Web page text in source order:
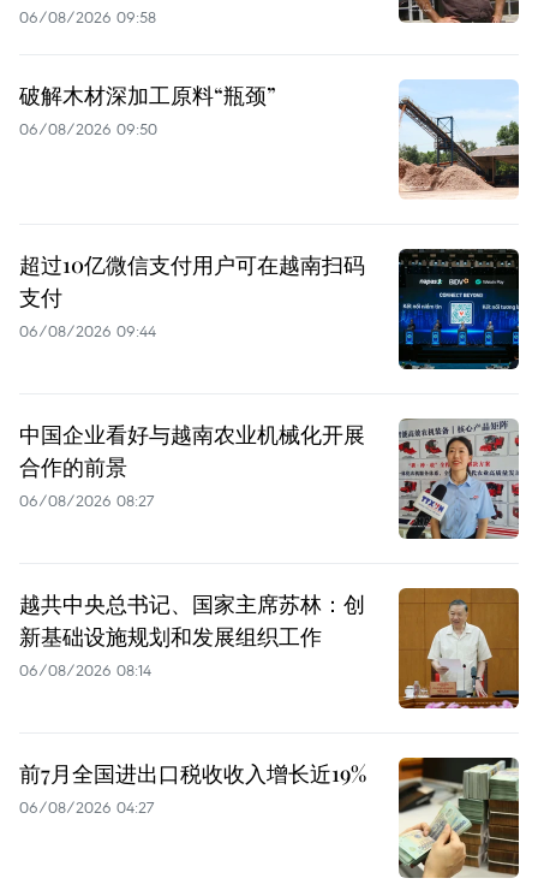
06/08/2026 09:58
破解木材深加工原料“瓶颈”
06/08/2026 09:50
超过10亿微信支付用户可在越南扫码
支付
06/08/2026 09:44
中国企业看好与越南农业机械化开展
合作的前景
06/08/2026 08:27
越共中央总书记、国家主席苏林：创
新基础设施规划和发展组织工作
06/08/2026 08:14
前7月全国进出口税收收入增长近19%
06/08/2026 04:27